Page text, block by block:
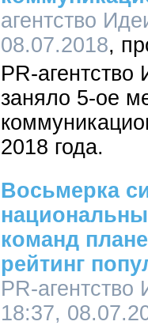
агентство
08.07.2018
PR-
заняло 5-ое
2018 года.
Восьмерка
команд
рейтинг
PR-
18:37,